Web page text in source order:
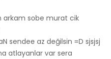
arkam sobe murat cik
sendee az değilsin =D sjsjsj
atlayanlar var sera